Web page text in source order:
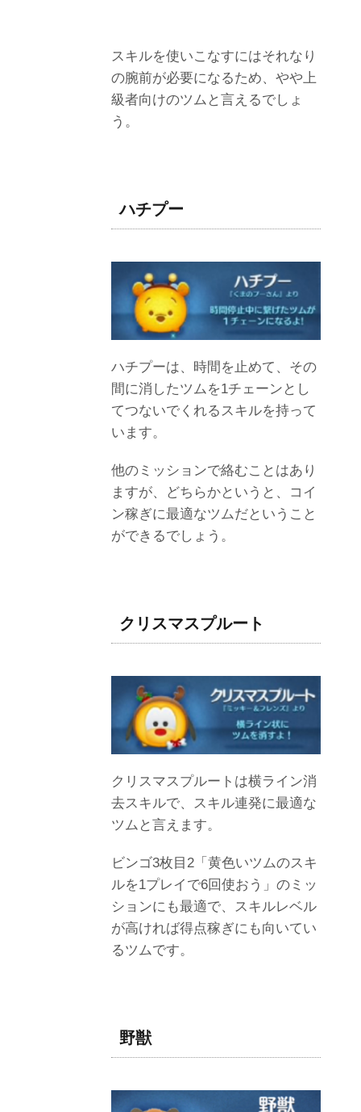
スキルを使いこなすにはそれなり
の腕前が必要になるため、やや上
級者向けのツムと言えるでしょ
う。
ハチプー
ハチプーは、時間を止めて、その
間に消したツムを1チェーンとし
てつないでくれるスキルを持って
います。
他のミッションで絡むことはあり
ますが、どちらかというと、コイ
ン稼ぎに最適なツムだということ
ができるでしょう。
クリスマスプルート
クリスマスプルートは横ライン消
去スキルで、スキル連発に最適な
ツムと言えます。
ビンゴ3枚目2「黄色いツムのスキ
ルを1プレイで6回使おう」のミッ
ションにも最適で、スキルレベル
が高ければ得点稼ぎにも向いてい
るツムです。
野獣